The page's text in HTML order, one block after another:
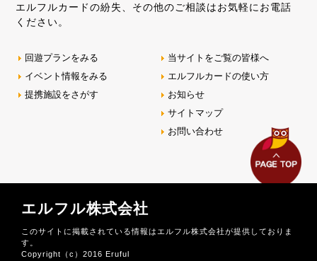
エルフルカードの紛失、その他のご相談はお気軽にお電話
ください。
回遊プランをみる
イベント情報をみる
提携施設をさがす
当サイトをご覧の皆様へ
エルフルカードの使い方
お知らせ
サイトマップ
お問い合わせ
エルフル株式会社
このサイトに掲載されている情報はエルフル株式会社が提供しておりま
す。
Copyright（c）2016 Eruful